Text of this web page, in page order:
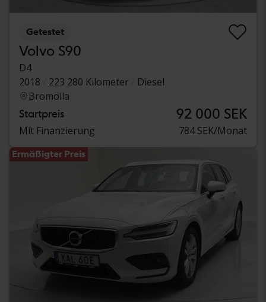
Getestet
Volvo S90
D4
2018
223 280 Kilometer
Diesel
Bromölla
Startpreis 92 000 SEK
Mit Finanzierung 784 SEK/Monat
Ermäßigter Preis